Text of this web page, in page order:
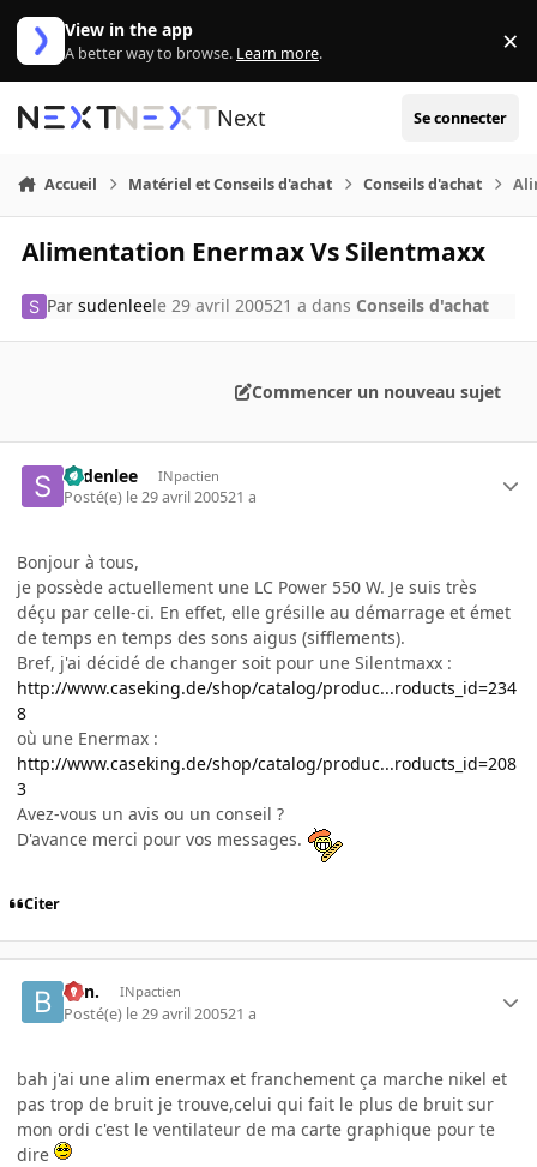
Aller au contenu
View in the app
A better way to browse. Learn more. ×
Next Se connecter
Accueil Matériel et Conseils d'achat Conseils d'achat
Alimentation Enermax Vs Silentmaxx
Parsudenleele 29 avril 200521 a dans Conseils d'achat
Commencer un nouveau sujet
sudenlee INpactien
Posté(e) le 29 avril 200521 a
Bonjour à tous,
je possède actuellement une LC Power 550 W. Je suis très
déçu par celle-ci. En effet, elle grésille au démarrage et émet
de temps en temps des sons aigus (sifflements).
Bref, j'ai décidé de changer soit pour une Silentmaxx :
http://www.caseking.de/shop/catalog/produc...roducts_id=234
8
où une Enermax :
http://www.caseking.de/shop/catalog/produc...roducts_id=208
3
Avez-vous un avis ou un conseil ?
D'avance merci pour vos messages.
Citer
Ben. INpactien
Posté(e) le 29 avril 200521 a
bah j'ai une alim enermax et franchement ça marche nikel et
pas trop de bruit je trouve,celui qui fait le plus de bruit sur
mon ordi c'est le ventilateur de ma carte graphique pour te
dire